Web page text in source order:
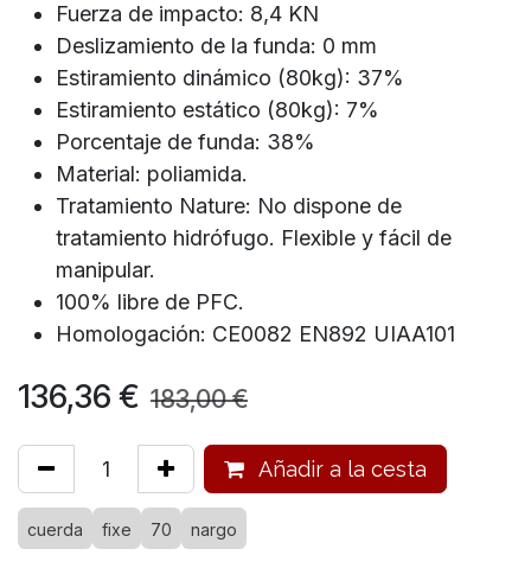
Fuerza de impacto: 8,4 KN
Deslizamiento de la funda: 0 mm
Estiramiento dinámico (80kg): 37%
Estiramiento estático (80kg): 7%
Porcentaje de funda: 38%
Material: poliamida.
Tratamiento Nature: No dispone de
tratamiento hidrófugo. Flexible y fácil de
manipular.
100% libre de PFC.
Homologación: CE0082 EN892 UIAA101
136,36 € 183,00€
Añadir a la cesta
cuerda fixe 70 nargo